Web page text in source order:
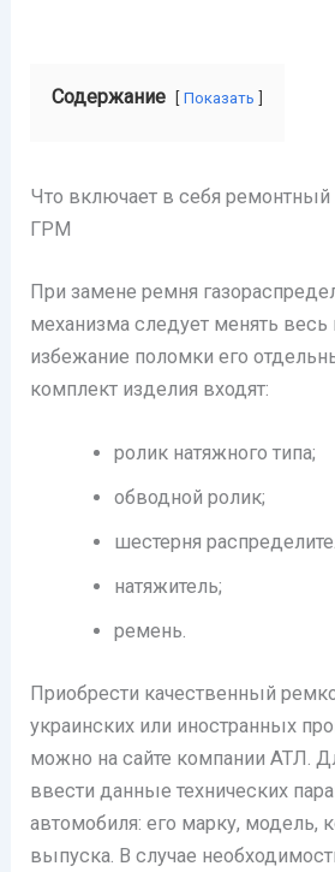
Содержание Показать
Что включает в себя
ГРМ
При замене ремня
механизма следует менять весь
избежание поломки его
комплект изделия входят:
ролик натяжного типа;
обводной ролик;
шестерня
натяжитель;
ремень.
Приобрести качественный
украинских или иностранных
можно на сайте компании АТЛ.
ввести данные технических
автомобиля: его марку, модель,
выпуска. В случае